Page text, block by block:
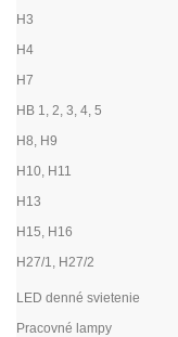
H3
H4
H7
HB 1, 2, 3, 4, 5
H8, H9
H10, H11
H13
H15, H16
H27/1, H27/2
LED denné svietenie
Pracovné lampy